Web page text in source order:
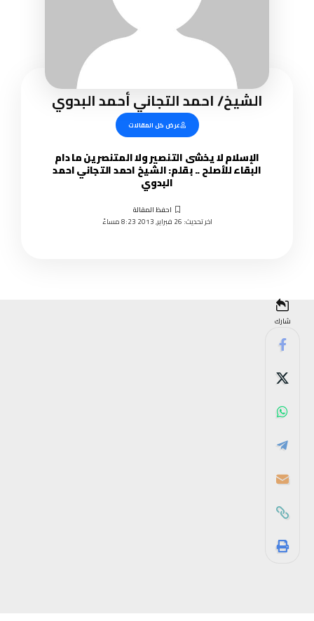
الشيخ/ احمد التجاني أحمد البدوي
عرض كل المقالات
الإسلام لا يخشى التنصير ولا المتنصرين ما دام
البقاء للأصلح .. بقلم: الشيخ احمد التجاني احمد
البدوي
اخر تحديث: 26 فبراير, 2013 8:23 مساءً
شارك